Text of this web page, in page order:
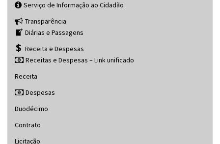
Serviço de Informação ao Cidadão
Transparência
Diárias e Passagens
Receita e Despesas
Receitas e Despesas – Link unificado
Receita
Despesas
Duodécimo
Contrato
Licitação